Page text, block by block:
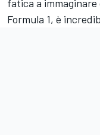
fatica a
Formula 1, è